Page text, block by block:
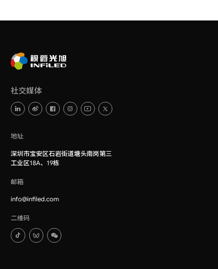
社交媒体
地址
深圳市宝安区石岩街道塘头南岗第三
工业区18A、19栋
邮箱
info@infiled.com
二维码